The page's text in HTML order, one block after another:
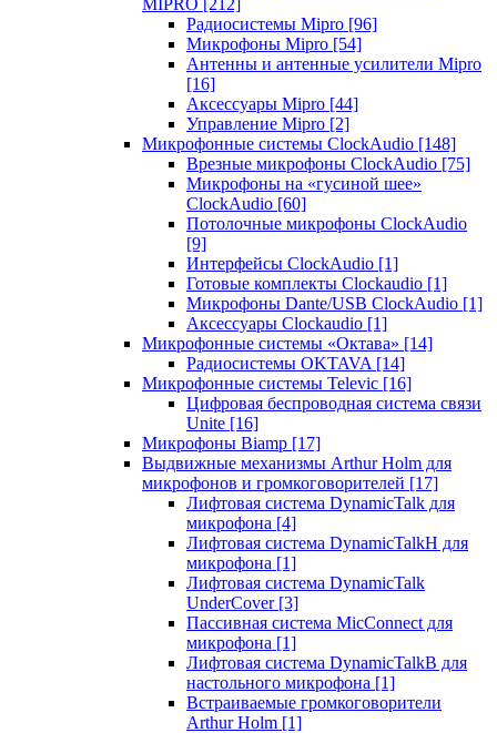
MIPRO [212]
Радиосистемы Mipro [96]
Микрофоны Mipro [54]
Антенны и антенные усилители Mipro
[16]
Аксессуары Mipro [44]
Управление Mipro [2]
Микрофонные системы ClockAudio [148]
Врезные микрофоны ClockAudio [75]
Микрофоны на «гусиной шее»
ClockAudio [60]
Потолочные микрофоны ClockAudio
[9]
Интерфейсы ClockAudio [1]
Готовые комплекты Clockaudio [1]
Микрофоны Dante/USB ClockAudio [1]
Аксессуары Clockaudio [1]
Микрофонные системы «Октава» [14]
Радиосистемы OKTAVA [14]
Микрофонные системы Televic [16]
Цифровая беспроводная система связи
Unite [16]
Микрофоны Biamp [17]
Выдвижные механизмы Arthur Holm для
микрофонов и громкоговорителей [17]
Лифтовая система DynamicTalk для
микрофона [4]
Лифтовая система DynamicTalkH для
микрофона [1]
Лифтовая система DynamicTalk
UnderCover [3]
Пассивная система MicConnect для
микрофона [1]
Лифтовая система DynamicTalkB для
настольного микрофона [1]
Встраиваемые громкоговорители
Arthur Holm [1]